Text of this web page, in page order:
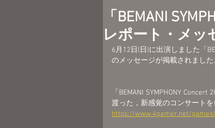
「BEMANI
レポート・メッ
6月12日(日)に出演しました「
のメッセージが掲載されました
「BEMANI SYMPHONY
渡った，新感覚のコンサートを
https://www.4gamer.net/